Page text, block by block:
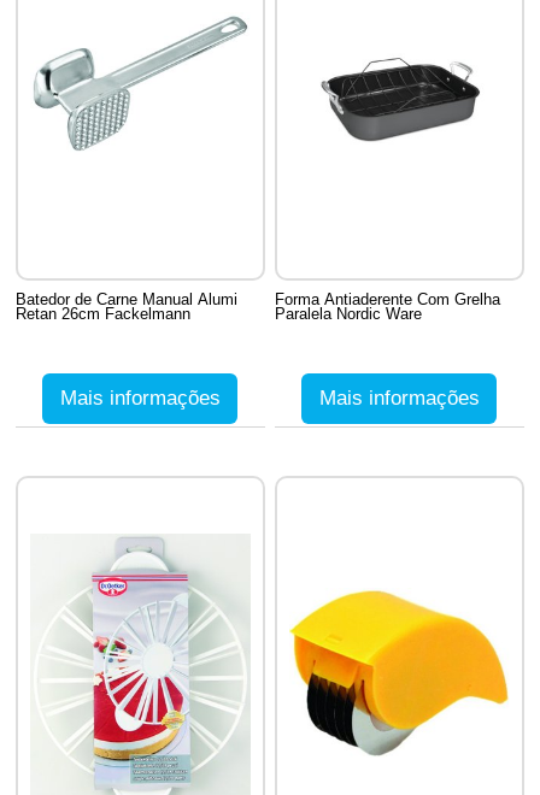
Batedor de Carne Manual Alumi
Retan 26cm Fackelmann
Mais informações
Forma Antiaderente Com Grelha
Paralela Nordic Ware
Mais informações